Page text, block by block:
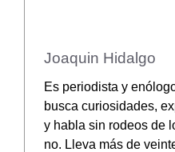
Joaquin Hidalgo
Es periodista y
busca curiosidades,
y habla sin rodeos de
no. Lleva más de